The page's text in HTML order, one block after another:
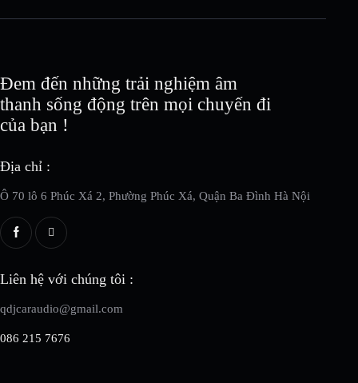
Đem đến những trải nghiệm âm
thanh sống động trên mọi chuyến đi
của bạn !
Địa chỉ :
Ô 70 lô 6 Phúc Xá 2, Phường Phúc Xá, Quận Ba Đình Hà Nội
Liên hệ với chúng tôi :
qdjcaraudio@gmail.com
086 215 7676